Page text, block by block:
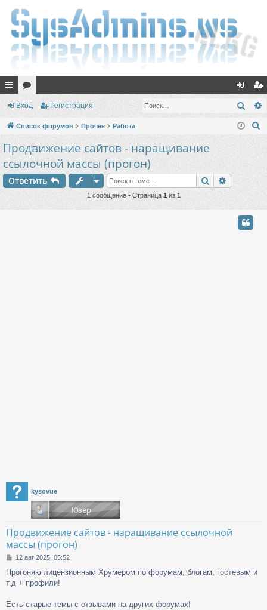
с
ы
ор хо
д
ег
ис
Вход Регистрация
Список форумов Прочее Работа
Продвижение сайтов - наращивание
ссылочной массы (прогон)
Ответить Поиск
1 сообщение • Страница 1 из 1
kysovue
Продвижение сайтов - наращивание ссылочной
массы (прогон)
С
о
б
е
12 авг 2025, 05:52
Прогоняю лицензионным Хрумером по форумам, блогам, гостевым и
т.д + профили!
Есть старые темы с отзывами на других форумах!